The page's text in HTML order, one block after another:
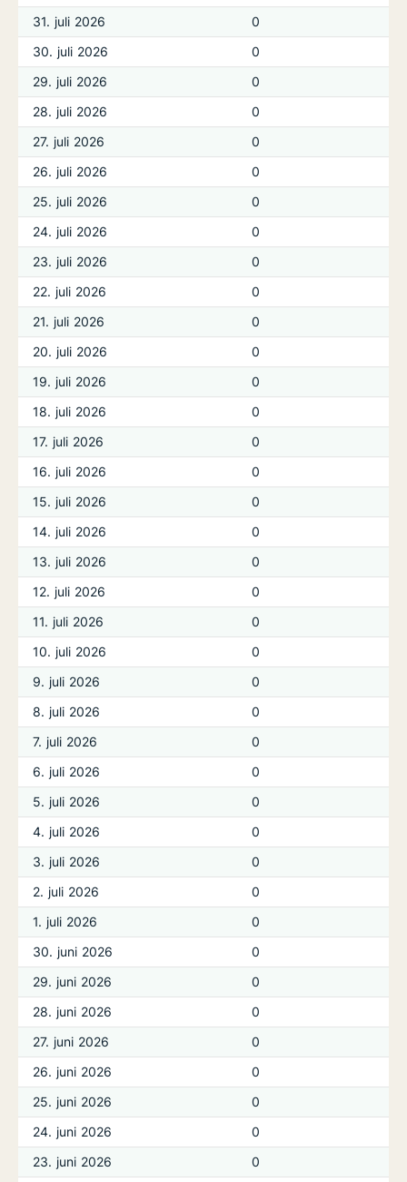
31. juli 2026
0
30. juli 2026
0
29. juli 2026
0
28. juli 2026
0
27. juli 2026
0
26. juli 2026
0
25. juli 2026
0
24. juli 2026
0
23. juli 2026
0
22. juli 2026
0
21. juli 2026
0
20. juli 2026
0
19. juli 2026
0
18. juli 2026
0
17. juli 2026
0
16. juli 2026
0
15. juli 2026
0
14. juli 2026
0
13. juli 2026
0
12. juli 2026
0
11. juli 2026
0
10. juli 2026
0
9. juli 2026
0
8. juli 2026
0
7. juli 2026
0
6. juli 2026
0
5. juli 2026
0
4. juli 2026
0
3. juli 2026
0
2. juli 2026
0
1. juli 2026
0
30. juni 2026
0
29. juni 2026
0
28. juni 2026
0
27. juni 2026
0
26. juni 2026
0
25. juni 2026
0
24. juni 2026
0
23. juni 2026
0